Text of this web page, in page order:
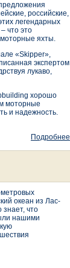
российские,
легендарных
что это
яхты.
«Skipper»,
экспертом
лукаво,
хорошо
моторные
и надежность.
Подробнее
метровых
океан из Лас-
что
нашими